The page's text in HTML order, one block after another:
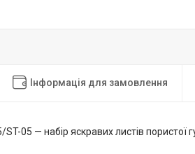
Інформація для замовлення
05 — набір яскравих листів пористої